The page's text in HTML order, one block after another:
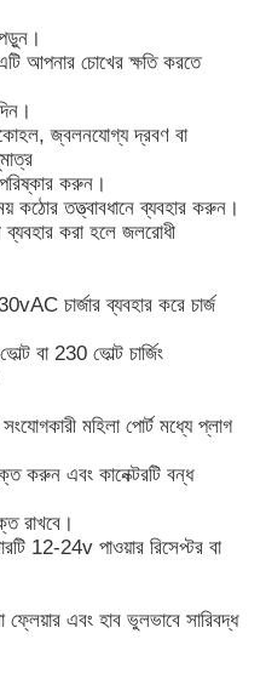
আপনার চোখের ক্ষতি করতে
জ্বলনযোগ্য দ্রবণ বা
করুন।
কঠোর তত্ত্বাবধানে ব্যবহার করুন।
ব্যবহার করা হলে জলরোধী
চার্জার ব্যবহার করে চার্জ
বা 230 ভোল্ট চার্জিং
মহিলা পোর্ট মধ্যে প্লাগ
করুন এবং কানেক্টরটি বন্ধ
রাখবে।
12-24v পাওয়ার রিসেপ্টর বা
এবং হাব ভুলভাবে সারিবদ্ধ